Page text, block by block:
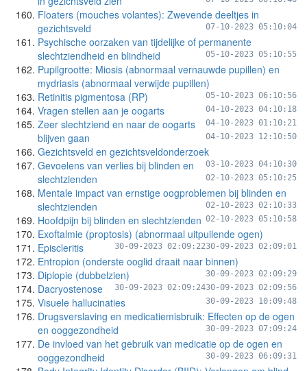
Floaters (mouches volantes): Zwevende deeltjes in
gezichtsveld
07-10-2023 05:10:04
Psychische oorzaken van tijdelijke of permanente
slechtziendheid en blindheid
05-10-2023 05:10:55
Pupilgrootte: Miosis (abnormaal vernauwde pupillen) en
mydriasis (abnormaal verwijde pupillen)
05-10-2023 06:10:56
Retinitis pigmentosa (RP)
04-10-2023 04:10:18
Vragen stellen aan je oogarts
04-10-2023 01:10:21
Zeer slechtziend en naar de oogarts
blijven gaan
04-10-2023 12:10:50
Gezichtsveld en gezichtsveldonderzoek
03-10-2023 04:10:30
Gevoelens van verlies bij blinden en
slechtzienden
02-10-2023 05:10:25
Mentale impact van ernstige oogproblemen bij blinden en
slechtzienden
02-10-2023 02:10:33
Hoofdpijn bij blinden en slechtzienden 02-10-2023 05:10:58
Exoftalmie (proptosis) (abnormaal uitpuilende ogen)
30-09-2023 02:09:01
Episcleritis 30-09-2023 02:09:22
Entropion (onderste ooglid draait naar binnen)
30-09-2023 02:09:29
Diplopie (dubbelzien)
30-09-2023 02:09:56
Dacryostenose 30-09-2023 02:09:24
Visuele hallucinaties 30-09-2023 10:09:48
Drugsverslaving en medicatiemisbruik: Effecten op de ogen
en ooggezondheid
30-09-2023 07:09:24
De invloed van het gebruik van medicatie op de ogen en
ooggezondheid
30-09-2023 06:09:31